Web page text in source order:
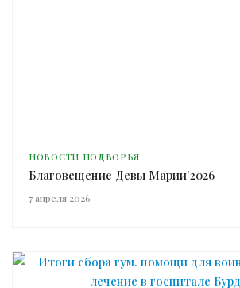
НОВОСТИ ПОДВОРЬЯ
Благовещение Девы Марии'2026
7 апреля 2026